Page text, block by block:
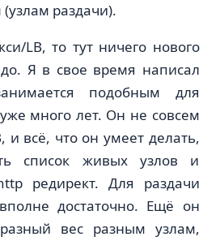
раздачи).
LB, то тут ничего нового
Я в свое время написал
подобным для
уже много лет. Он не совсем
и всё, что он умеет делать,
список живых узлов и
редирект. Для раздачи
достаточно. Ещё он
вес разным узлам,